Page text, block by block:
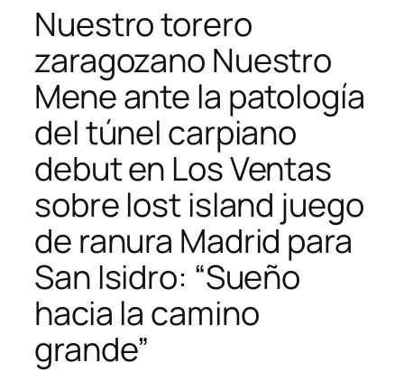
Nuestro torero
zaragozano Nuestro
Mene ante la patologí­a
del túnel carpiano
debut en Los Ventas
sobre lost island juego
de ranura Madrid para
San Isidro: “Sueño
hacia la camino
grande”